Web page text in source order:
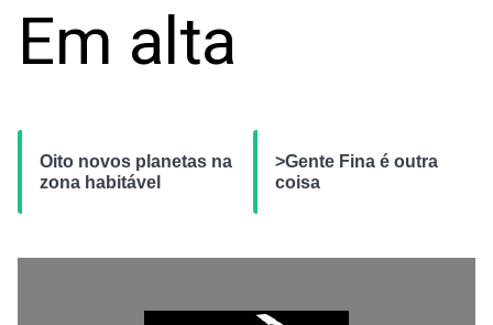
Em alta
Oito novos planetas na
zona habitável
>Gente Fina é outra
coisa